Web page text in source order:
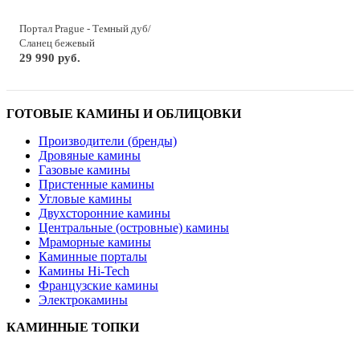
Портал Prague - Темный дуб/
Сланец бежевый
29 990 руб.
ГОТОВЫЕ КАМИНЫ И ОБЛИЦОВКИ
Производители (бренды)
Дровяные камины
Газовые камины
Пристенные камины
Угловые камины
Двухсторонние камины
Центральные (островные) камины
Мраморные камины
Каминные порталы
Камины Hi-Tech
Французские камины
Электрокамины
КАМИННЫЕ ТОПКИ